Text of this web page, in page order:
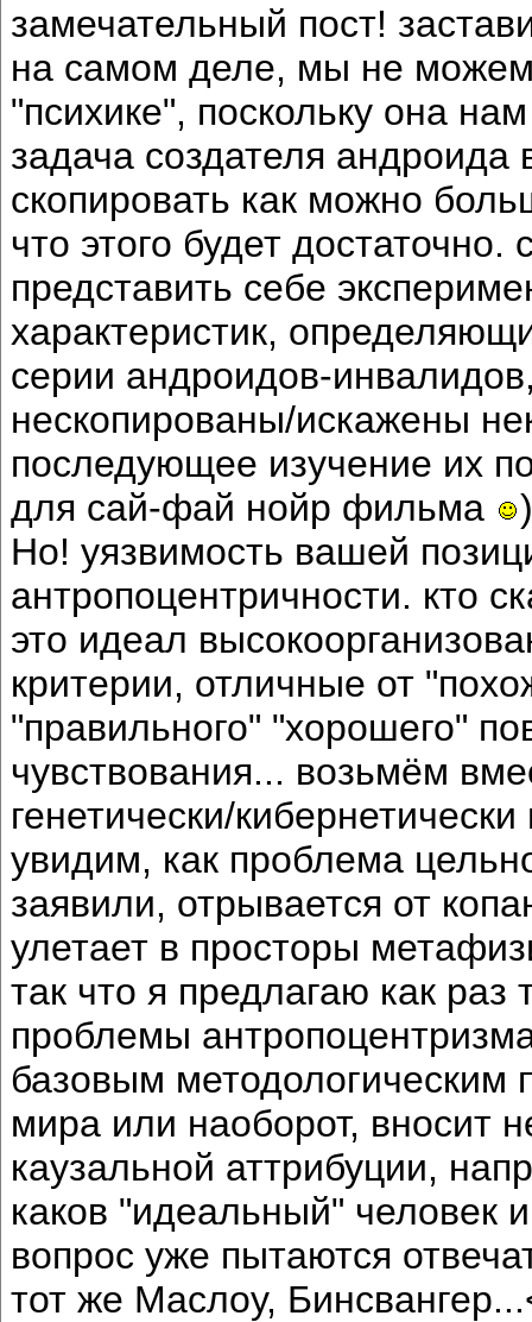
замечательный пост!
на самом деле, мы не можем
"психике", поскольку она
задача создателя андроида
скопировать как можно
что этого будет
представить себе
характеристик,
серии андроидов-
нескопированы/искажены
последующее изучение их
для сай-фай нойр фильма
)
Но! уязвимость вашей
антропоцентричности. кто
это идеал
критерии, отличные от
"правильного" "хорошего"
чувствования... возьмём
генетически/
увидим, как проблема
заявили, отрывается от
улетает в просторы
так что я предлагаю как
проблемы
базовым методологическим
мира или наоборот, вносит
каузальной аттрибуции,
каков "идеальный" человек
вопрос уже пытаются
тот же Маслоу,